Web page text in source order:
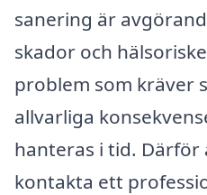
sanering är
skador och
problem som kräver
allvarliga
hanteras i tid.
kontakta ett